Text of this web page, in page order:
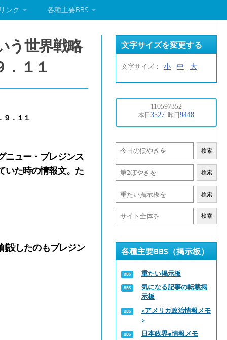
ンク 各種主要BBS
う世界戦略
１１
．１１
ュー・ブレジンス
いた時の情報文。た
したのもブレジン
文字サイズを変更する
文字サイズ： 小 中 大
検索
検索
検索
検索
各種主要BBS（掲示板）
重たい掲示板
気になる記事の転載掲
示板
<アメリカ政治情報メモ
>
日本政界●情報メモ